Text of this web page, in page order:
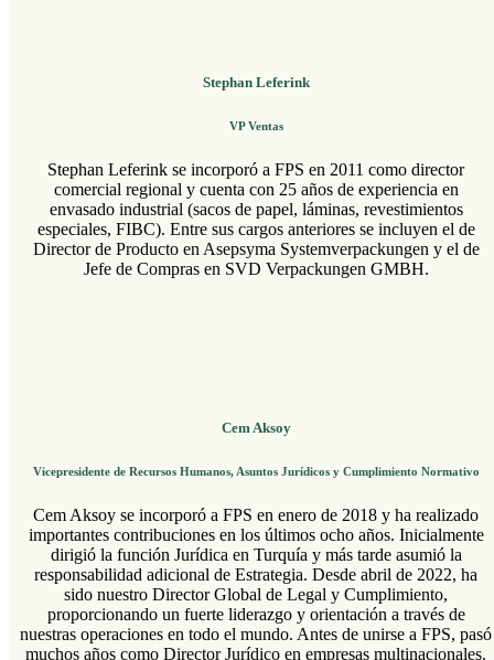
Stephan Leferink
VP Ventas
Stephan Leferink se incorporó a FPS en 2011 como director
comercial regional y cuenta con 25 años de experiencia en
envasado industrial (sacos de papel, láminas, revestimientos
especiales, FIBC). Entre sus cargos anteriores se incluyen el de
Director de Producto en Asepsyma Systemverpackungen y el de
Jefe de Compras en SVD Verpackungen GMBH.
Cem Aksoy
Vicepresidente de Recursos Humanos, Asuntos Jurídicos y Cumplimiento Normativo
Cem Aksoy se incorporó a FPS en enero de 2018 y ha realizado
importantes contribuciones en los últimos ocho años. Inicialmente
dirigió la función Jurídica en Turquía y más tarde asumió la
responsabilidad adicional de Estrategia. Desde abril de 2022, ha
sido nuestro Director Global de Legal y Cumplimiento,
proporcionando un fuerte liderazgo y orientación a través de
nuestras operaciones en todo el mundo. Antes de unirse a FPS, pasó
muchos años como Director Jurídico en empresas multinacionales.